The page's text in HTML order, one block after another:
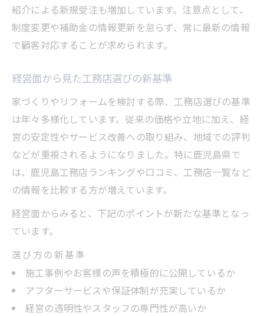
紹介による新規受注も増加しています。注意点として、
制度変更や補助金の情報更新を怠らず、常に最新の情報
で顧客対応することが求められます。
経営面から見た工務店選びの新基準
家づくりやリフォームを検討する際、工務店選びの基準
は年々多様化しています。従来の価格や立地に加え、経
営の安定性やサービス改善への取り組み、地域での評判
などが重視されるようになりました。特に鹿児島県で
は、鹿児島工務店ランキングや口コミ、工務店一覧など
の情報を比較する方が増えています。
経営面からみると、下記のポイントが新たな基準となっ
ています。
選び方の新基準
施工事例やお客様の声を積極的に公開しているか
アフターサービスや保証体制が充実しているか
経営の透明性やスタッフの専門性が高いか